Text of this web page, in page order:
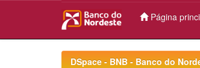
Página
DSpace - BNB - Banco do